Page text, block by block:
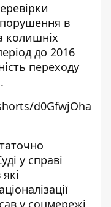
в
колишніх
до 2016
переходу
d0GfwjOha
у справі
у соцмережі